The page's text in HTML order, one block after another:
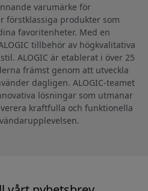
varumärke för
förstklassiga produkter som
favoritenheter. Med en
tillbehör av högkvalitativa
ALOGIC är etablerat i över 25
främst genom att utveckla
dagligen. ALOGIC-teamet
lösningar som utmanar
kraftfulla och funktionella